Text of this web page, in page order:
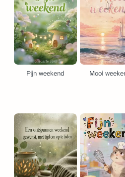
Fijn weekend Mooi